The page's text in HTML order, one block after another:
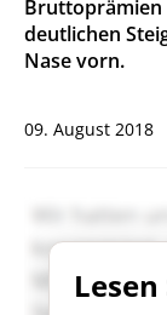
Bruttoprämien
deutlichen
Nase vorn.
09. August 2018